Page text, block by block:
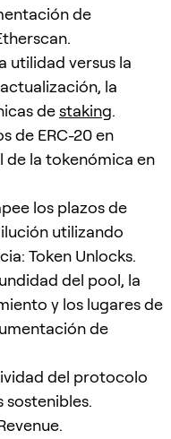
de
utilidad versus la
la
destaking.
de ERC-20 en
de la tokenómica en
los plazos de
utilizando
Token Unlocks.
del pool, la
y los lugares de
de
del protocolo